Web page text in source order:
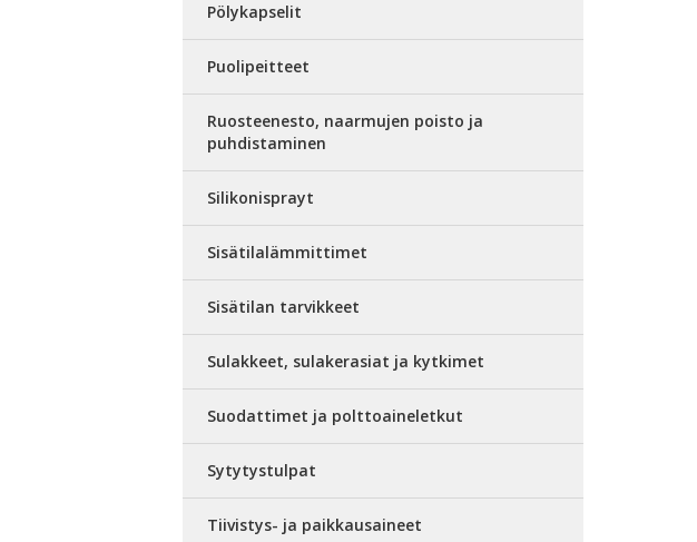
Pölykapselit
Puolipeitteet
Ruosteenesto, naarmujen poisto ja
puhdistaminen
Silikonisprayt
Sisätilalämmittimet
Sisätilan tarvikkeet
Sulakkeet, sulakerasiat ja kytkimet
Suodattimet ja polttoaineletkut
Sytytystulpat
Tiivistys- ja paikkausaineet